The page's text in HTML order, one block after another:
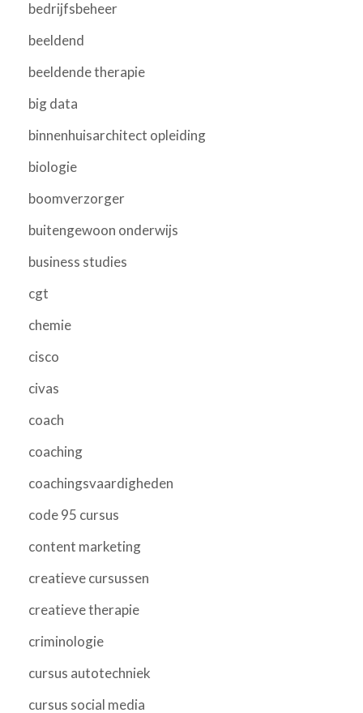
bedrijfsbeheer
beeldend
beeldende therapie
big data
binnenhuisarchitect opleiding
biologie
boomverzorger
buitengewoon onderwijs
business studies
cgt
chemie
cisco
civas
coach
coaching
coachingsvaardigheden
code 95 cursus
content marketing
creatieve cursussen
creatieve therapie
criminologie
cursus autotechniek
cursus social media